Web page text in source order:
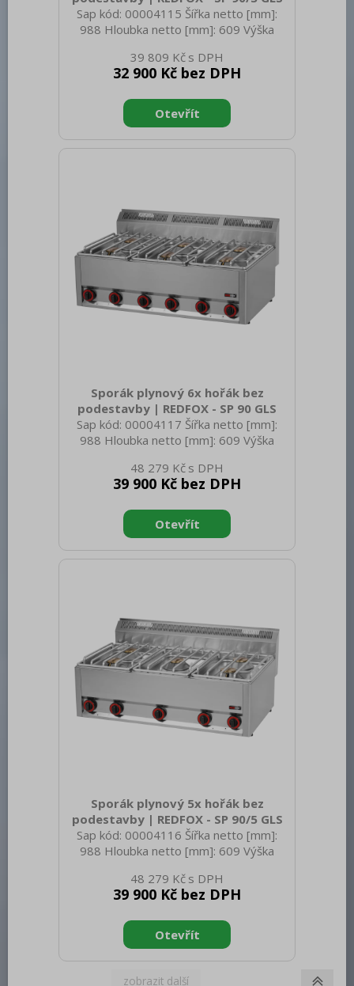
Sap kód: 00004115 Šířka netto [mm]:
988 Hloubka netto [mm]: 609 Výška
43.00 Šířka brutto [mm]: 705 Hloubka
brutto [mm]: 1055 Výška brutto [mm]:
spotřebiče: Plynové zařízení Konstruční
typ zařízení: Stolní Výkon plynový [kW]:
13.500 Druh připojení plynu: Zemní plyn,
39 809 Kč
32 900 Kč bez DPH
Sporák plynový 6x hořák bez
podestavby | REDFOX - SP 90 GLS
Sap kód: 00004117 Šířka netto [mm]:
988 Hloubka netto [mm]: 609 Výška
33.00 Šířka brutto [mm]: 705 Hloubka
brutto [mm]: 1055 Výška brutto [mm]:
spotřebiče: Plynové zařízení Konstruční
typ zařízení: Stolní Výkon plynový [kW]:
27.000 Druh připojení plynu: Zemní plyn,
48 279 Kč
39 900 Kč bez DPH
Sporák plynový 5x hořák bez
podestavby | REDFOX - SP 90/5 GLS
Sap kód: 00004116 Šířka netto [mm]:
988 Hloubka netto [mm]: 609 Výška
61.00 Šířka brutto [mm]: 705 Hloubka
brutto [mm]: 1055 Výška brutto [mm]:
spotřebiče: Plynové zařízení Konstruční
typ zařízení: Stolní Výkon plynový [kW]:
22.500 Druh připojení plynu: Zemní plyn,
propan butan Stupeň krytí ovládacích
48 279 Kč
39 900 Kč bez DPH